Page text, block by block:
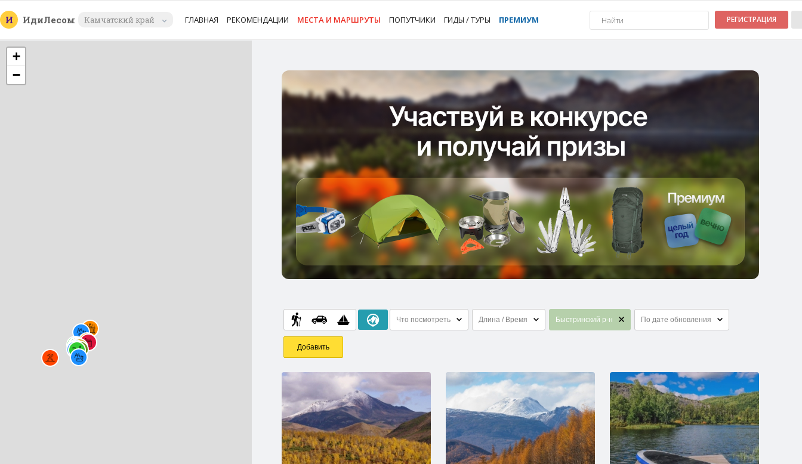
И ИдиЛесом Камчатский край ГЛАВНАЯ РЕКОМЕНДАЦИИ МЕСТА И МАРШРУТЫ ПОПУТЧИКИ ГИДЫ / ТУРЫ ПРЕМИУМ РЕГИСТРАЦИЯ
+
−
Что посмотреть Длина / Время Быстринский р-н По дате обновления
Добавить